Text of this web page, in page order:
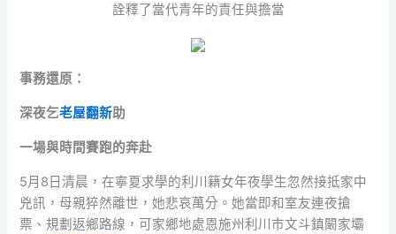
詮釋了當代青年的責任與擔當
事務還原：
深夜乞老屋翻新助
一場與時間賽跑的奔赴
5月8日清晨，在寧夏求學的利川籍女年夜學生忽然接抵家中
兇訊，母親猝然離世，她悲哀萬分。她當即和室友連夜搶
票、規劃返鄉路線，可家鄉地處恩施州利川市文斗鎮闞家壩